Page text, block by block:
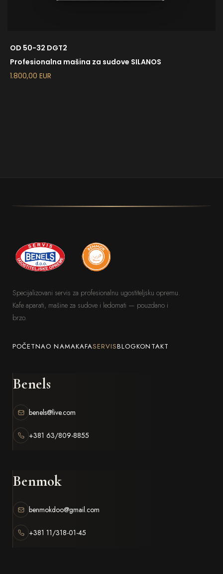
OD 50-32 DGT2
Profesionalna mašina za sudove SILANOS
1.800,00 EUR
Specijalizovani servis za profesionalnu ugostiteljsku opremu.
Kafe aparati, mašine za sudove i ledomati — pouzdano i
brzo.
POČETNAO NAMAKAFASERVISBLOGKONTAKT
Benels
benels@live.com
+381 63/809-8855
Benmok
benmokdoo@gmail.com
+381 11/318-01-45